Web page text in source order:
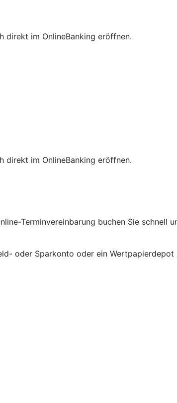
direkt im OnlineBanking eröffnen.
direkt im OnlineBanking eröffnen.
Terminvereinbarung buchen Sie schnell
oder Sparkonto oder ein